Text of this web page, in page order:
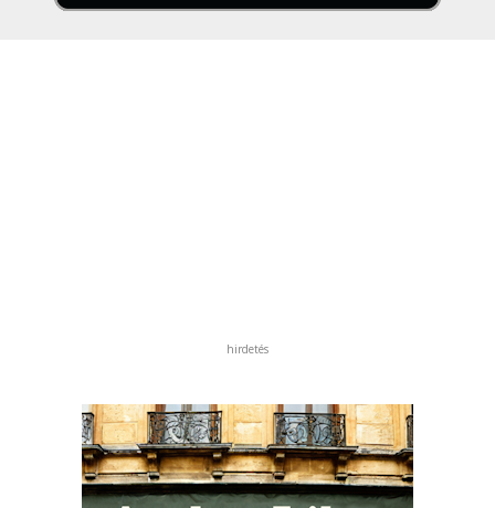
hirdetés